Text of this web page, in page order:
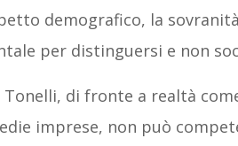
demografico, la
per distinguersi e non
Tonelli, di fronte a realtà
imprese, non può